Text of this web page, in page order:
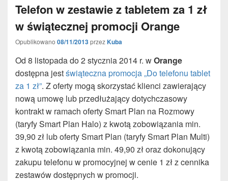
Telefon w zestawie z tabletem za 1 zł
w świątecznej promocji Orange
Opublikowano 08/11/2013przezKuba
Od 8 listopada do 2 stycznia 2014 r. wOrange
dostępna jestświąteczna promocja „Do telefonu tablet
za 1 zł”. Z oferty mogą skorzystać klienci zawierający
nową umowę lub przedłużający dotychczasowy
kontrakt w ramach oferty Smart Plan na Rozmowy
(taryfy Smart Plan Halo) z kwotą zobowiązania min.
39,90 zł lub oferty Smart Plan (taryfy Smart Plan Multi)
z kwotą zobowiązania min. 49,90 zł oraz dokonujący
zakupu telefonu w promocyjnej w cenie 1 zł z cennika
zestawów dostępnych w promocji.